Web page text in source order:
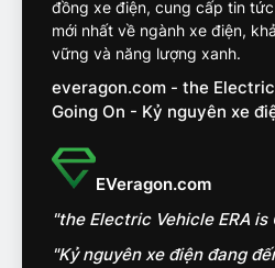
14
VinFast
như thế
ĐÁNH GIÁ
15
trên
CÔNG
ROBOTAXI
đồng xe điện, cung cấp tin
mới nhất về ngành xe điện,
vững và năng lượng xanh.
everagon.com - the
Going On - Kỷ nguyên xe
EVeragon.com
"the Electric Vehicle ERA is
"Kỷ nguyên xe điện đang